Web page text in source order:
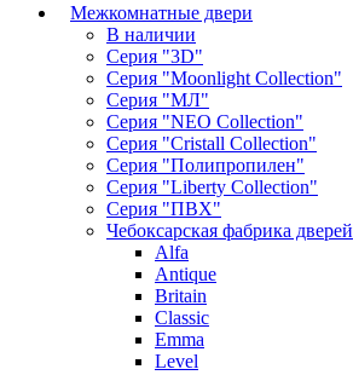
Межкомнатные двери
В наличии
Серия "3D"
Серия "Moonlight Collection"
Серия "МЛ"
Серия "NEO Collection"
Серия "Cristall Collection"
Серия "Полипропилен"
Серия "Liberty Collection"
Серия "ПВХ"
Чебоксарская фабрика дверей
Alfa
Antique
Britain
Classic
Emma
Level